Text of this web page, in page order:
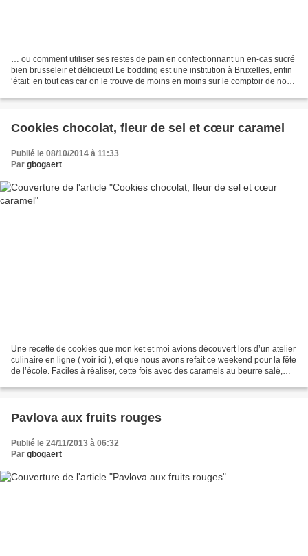
… ou comment utiliser ses restes de pain en confectionnant un en-cas sucré
bien brusseleir et délicieux! Le bodding est une institution à Bruxelles, enfin
‘était’ en tout cas car on le trouve de moins en moins sur le comptoir de nos
Cookies chocolat, fleur de sel et cœur caramel
Publié le 08/10/2014 à 11:33
Par gbogaert
Une recette de cookies que mon ket et moi avions découvert lors d’un atelier
culinaire en ligne ( voir ici ), et que nous avons refait ce weekend pour la fête
de l’école. Faciles à réaliser, cette fois avec des caramels au beurre salé,
Pavlova aux fruits rouges
Publié le 24/11/2013 à 06:32
Par gbogaert